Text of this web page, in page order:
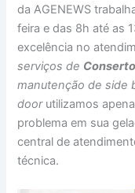
da AGENEWS
feira e das 8h até as
excelência no
serviços de
manutenção de side
door utilizamos
problema em sua
central de
técnica.